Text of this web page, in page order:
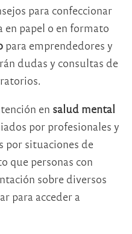
para confeccionar
en papel o en formato
para emprendedores y
dudas y consultas de
en salud mental
por profesionales y
por situaciones de
que personas con
sobre diversos
para acceder a